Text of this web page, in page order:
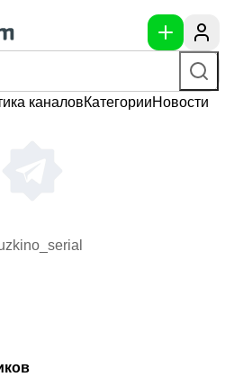
каналовКатегорииНовости